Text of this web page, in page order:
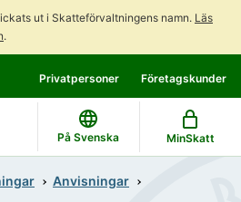
ut i Skatteförvaltningens namn. Läs
.
direkt
till
innehållet
till
hela
webbplatsens
sökning
Privatpersoner Företagskunder
På Svenska MinSkatt
Anvisningar